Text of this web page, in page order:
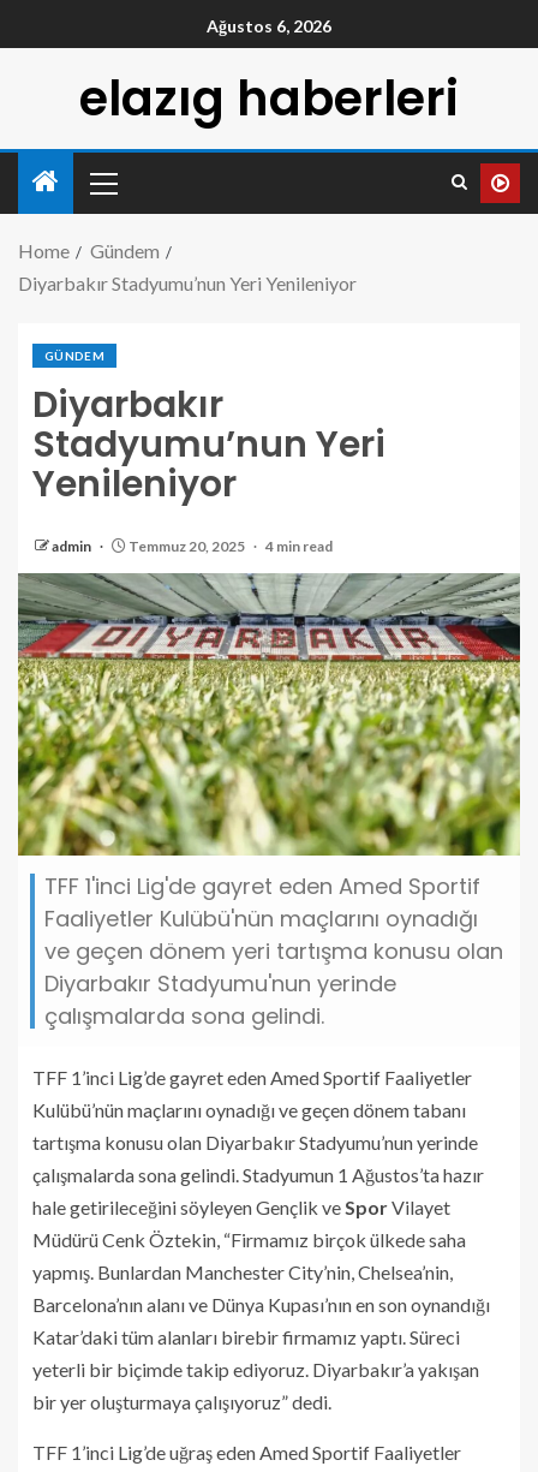
Ağustos 6, 2026
elazıg haberleri
Home
Gündem
Diyarbakır Stadyumu’nun Yeri Yenileniyor
GÜNDEM
Diyarbakır
Stadyumu’nun Yeri
Yenileniyor
admin Temmuz 20, 2025 4 min read
TFF 1'inci Lig'de gayret eden Amed Sportif
Faaliyetler Kulübü'nün maçlarını oynadığı
ve geçen dönem yeri tartışma konusu olan
Diyarbakır Stadyumu'nun yerinde
çalışmalarda sona gelindi.
TFF 1’inci Lig’de gayret eden Amed Sportif Faaliyetler
Kulübü’nün maçlarını oynadığı ve geçen dönem tabanı
tartışma konusu olan Diyarbakır Stadyumu’nun yerinde
çalışmalarda sona gelindi. Stadyumun 1 Ağustos’ta hazır
hale getirileceğini söyleyen Gençlik veSporVilayet
Müdürü Cenk Öztekin, “Firmamız birçok ülkede saha
yapmış. Bunlardan Manchester City’nin, Chelsea’nin,
Barcelona’nın alanı ve Dünya Kupası’nın en son oynandığı
Katar’daki tüm alanları birebir firmamız yaptı. Süreci
yeterli bir biçimde takip ediyoruz. Diyarbakır’a yakışan
bir yer oluşturmaya çalışıyoruz” dedi.
TFF 1’inci Lig’de uğraş eden Amed Sportif Faaliyetler